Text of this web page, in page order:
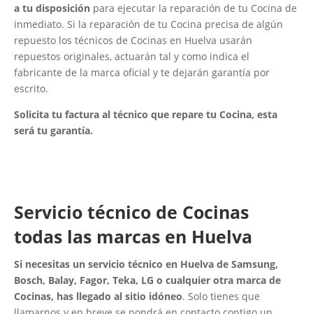
a tu disposición para ejecutar la reparación de tu Cocina de
inmediato. Si la reparación de tu Cocina precisa de algún
repuesto los técnicos de Cocinas en Huelva usarán
repuestos originales, actuarán tal y como indica el
fabricante de la marca oficial y te dejarán garantía por
escrito.
Solicita tu factura al técnico que repare tu Cocina, esta
será tu garantía.
Servicio técnico de Cocinas
todas las marcas en Huelva
Si necesitas un servicio técnico en Huelva de Samsung,
Bosch, Balay, Fagor, Teka, LG o cualquier otra marca de
Cocinas, has llegado al sitio idóneo. Solo tienes que